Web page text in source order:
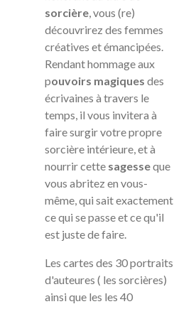
sorcière, vous (re)
découvrirez des femmes
créatives et émancipées.
Rendant hommage aux
pouvoirs magiques des
écrivaines à travers le
temps, il vous invitera à
faire surgir votre propre
sorcière intérieure, et à
nourrir cette sagesseque
vous abritez en vous-
même, qui sait exactement
ce qui se passe et ce qu'il
est juste de faire.
Les cartes des 30 portraits
d'auteures ( les sorcières)
ainsi que les les 40